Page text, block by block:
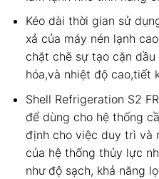
Kéo dài thời gian sử
xả của máy nén lạnh
chặt chẽ sự tạo cặn
hóa,và nhiệt độ cao,tiết
Shell Refrigeration S2
để dùng cho hệ thống
định cho việc duy trì và
của hệ thống thủy lực
như độ sạch, khả năng